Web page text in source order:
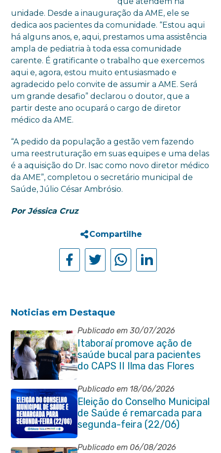
unidade. Desde a inauguração da AME, ele se
dedica aos pacientes da comunidade. “Estou aqui
há alguns anos, e, aqui, prestamos uma assistência
ampla de pediatria à toda essa comunidade
carente. É gratificante o trabalho que exercemos
aqui e, agora, estou muito entusiasmado e
agradecido pelo convite de assumir a AME. Será
um grande desafio” declarou o doutor, que a
partir deste ano ocupará o cargo de diretor
médico da AME.
“A pedido da população a gestão vem fazendo
uma reestruturação em suas equipes e uma delas
é a aquisição do Dr. Isac como novo diretor médico
da AME”, completou o secretário municipal de
Saúde, Júlio César Ambrósio.
Por Jéssica Cruz
Compartilhe
Noticias em Destaque
Publicado em 30/07/2026
Itaboraí promove ação de
saúde bucal para pacientes
do CAPS II Ilma das Flores
Publicado em 18/06/2026
Eleição do Conselho Municipal
de Saúde é remarcada para
segunda-feira (22/06)
Publicado em 06/08/2026